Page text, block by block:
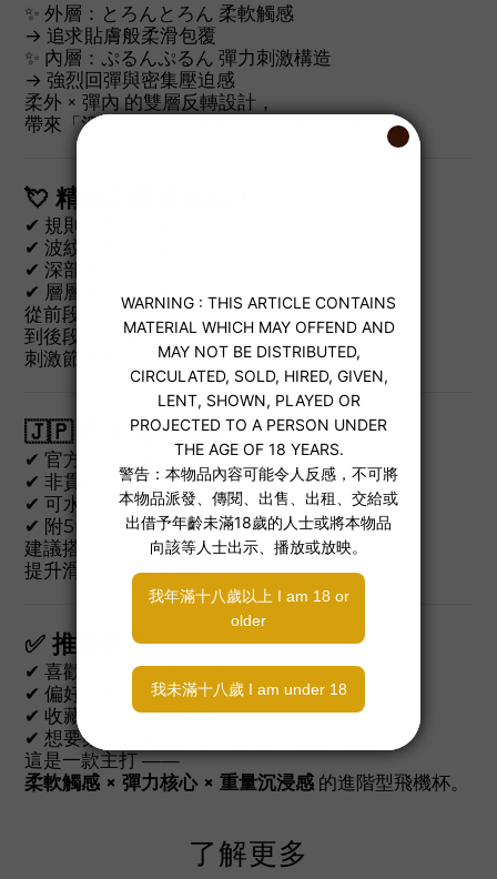
✨ 外層：とろんとろん 柔軟觸感
→ 追求貼膚般柔滑包覆
✨ 內層：ぷるんぷるん 彈力刺激構造
→ 強烈回彈與密集壓迫感
柔外 × 彈內 的雙層反轉設計，
帶來「溫柔入口、深層爆發」的層次刺激體驗。
💘 精細立體通道設計
✔ 規則環形收縮帶
✔ 波紋與顆粒交錯刺激
✔ 深部集中壓縮區
✔ 層層遞進的摩擦變化
從前段滑順包覆，
到後段緊縮鎖定，
刺激節奏明確而強烈。
🇯🇵 日本品質保證
✔ 官方聯名授權
✔ 非貫通式設計
✔ 可水洗、可重複使用
✔ 附5ml水性潤滑液
建議搭配充足水性潤滑液使用，
提升滑順度與產品壽命。
✅ 推薦族群
✔ 喜歡強烈內部彈力刺激
✔ 偏好重量型真實手感
✔ 收藏女優系列聯名款
✔ 想要柔軟外層＋高刺激內構造的玩家
這是一款主打 ——
柔軟觸感 × 彈力核心 × 重量沉浸感 的進階型飛機杯。
了解更多